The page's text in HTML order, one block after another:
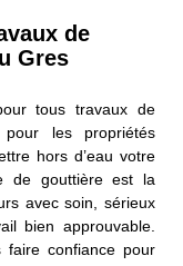
de
Gres
tous travaux de
pour les propriétés
hors d’eau votre
de gouttière est la
avec soin, sérieux
bien approuvable.
faire confiance pour